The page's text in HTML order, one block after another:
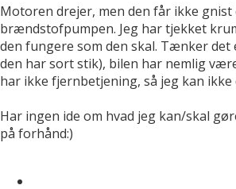
Motoren drejer, men den får ikke
brændstofpumpen. Jeg har tjekket
den fungere som den skal. Tænker
den har sort stik), bilen har nemlig
har ikke fjernbetjening, så jeg kan ikke
Har ingen ide om hvad jeg kan/skal
på forhånd:)